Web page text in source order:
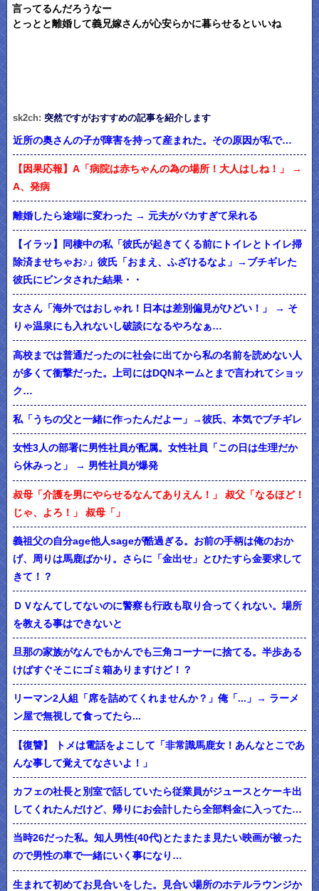
言ってるんだろうなー
とっとと離婚して義兄嫁さんが心安らかに暮らせるといいね
sk2ch: 突然ですがおすすめの記事を紹介します
近所の奥さんの子が障害を持って産まれた。その原因が私で…
【因果応報】A「病院は赤ちゃんの為の場所！大人はしね！」 →
A、発病
離婚したら途端に変わった → 元夫がバカすぎて呆れる
【イラッ】同棲中の私「彼氏が起きてくる前にトイレとトイレ掃
除済ませちゃお♪」彼氏「おまえ、ふざけるなよ」→ブチギレた
彼氏にビンタされた結果・・
女さん「海外ではおしゃれ！日本は差別偏見がひどい！」 → そ
りゃ温泉にも入れないし破談になるやろなぁ…
高校までは普通だったのに社会に出てから私の名前を読めない人
が多くて衝撃だった。上司にはDQNネームとまで言われてショッ
ク…
私「うちの父と一緒に作ったんだよー」→彼氏、本気でブチギレ
女性3人の部署に男性社員が配属。女性社員「この日は生理だか
ら休みっと」 → 男性社員が爆発
叔母「介護を男にやらせるなんてありえん！」 叔父「なるほど！
じゃ、よろ！」 叔母「」
義祖父の自分age他人sageが酷過ぎる。お前の手柄は俺のおか
げ、周りは馬鹿ばかり。さらに「金出せ」とひたすら金要求して
きて！？
ＤＶなんてしてないのに警察も行政も取り合ってくれない。場所
を教える事はできないと
旦那の家族がなんでもかんでも三角コーナーに捨てる。半歩ある
けばすぐそこにゴミ箱ありますけど！？
リーマン2人組「席を詰めてくれませんか？」俺「...」→ ラーメ
ン屋で無視して食ってたら...
【復讐】 トメは電話をよこして「非常識馬鹿女！あんなとこであ
んな事して覚えてなさいよ！」
カフェの社長と別室で話していたら従業員がジュースとケーキ出
してくれたんだけど、帰りにお会計したら全部料金に入ってた…
当時26だった私。知人男性(40代)とたまたま見たい映画が被った
ので男性の車で一緒にいく事になり…
生まれて初めてお見合いをした。見合い場所のホテルラウンジか